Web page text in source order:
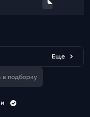
Еще
подборку